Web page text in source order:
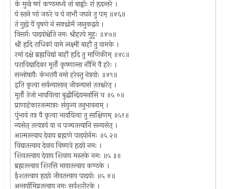
कं मुखे ष्णं कण्ठमध्ये नां बाह्वोः रां हृदन्तरे ।
यं स्तने णां जठरे च यं नाभौ जघने तु पम् ॥४६॥
तं गुह्ये यें वृषणे नं सक्थ्नोर्मं जानुकद्वये ।
विसर्गः पादयोश्चेति नमः श्रीहरये मुहुः ॥४७॥
श्रीं हृदि राधिकां वामे लक्ष्मीं बाहौ तु वामके ।
रमां दक्षे ब्रह्मविद्यां बाहौ हृदि तु माणिकीम् ॥४८॥
पराविद्यादिका मूर्तौ कृष्णान्ता नौमि वै हरेः ।
सन्तोषायैः कंभरायै नमो हरेस्तु नेत्रयोः ॥४९॥
इति कृत्वा सर्वन्यासान् जीवन्यासं ततश्चरेत् ।
मूर्तौ तेजो भावयित्वा बुद्धीन्द्रियमनांसि च ॥५ ०॥
प्राणाहंकारतन्मात्राः संयुज्य तनुभावनाम् ।
पुंभावं तत्र वै कृत्वा भावयित्वा तु साक्षिणम् ॥५१॥
न्यसेत् तत्त्वत्रयं वा च पञ्चतत्त्वानि सन्यसेत् ।
आत्मतत्त्वाय देवाय ब्रह्मणे पादयोर्नमः ॥५ २॥
विद्यातत्त्वाय देवाय विष्णवे हृदये नमः ।
शिवतत्त्वाय देवाय शिवाय मस्तके नमः ॥५ ३॥
ब्रह्मतत्त्वाय शिरसि मायातत्त्वाय कण्ठके ।
ईशतत्त्वाय हृदये जीवतत्त्वाय पादयोः ॥५ ४॥
अन्तर्यामिप्रतत्त्वाय नमः सर्वशरीरके ।